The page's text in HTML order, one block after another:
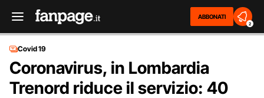
ABBONATI
2
Covid 19
Coronavirus, in Lombardia
Trenord riduce il servizio: 40